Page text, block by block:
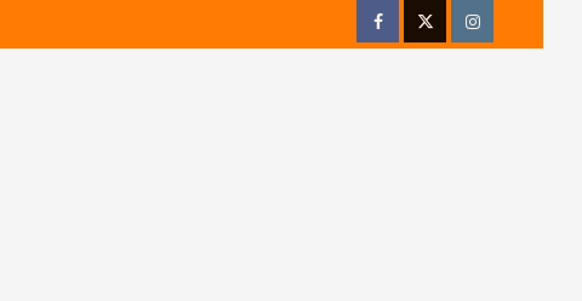
FacebookTwitterInstagram